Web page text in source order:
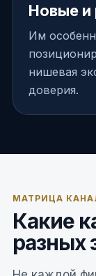
Новые и
Им
нишевая
доверия.
МАТРИЦА
Какие
разных